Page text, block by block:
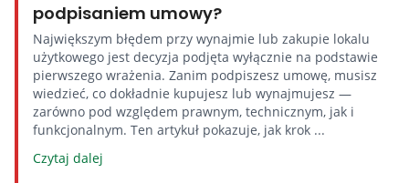
podpisaniem umowy?
Największym błędem przy wynajmie lub zakupie lokalu
użytkowego jest decyzja podjęta wyłącznie na podstawie
pierwszego wrażenia. Zanim podpiszesz umowę, musisz
wiedzieć, co dokładnie kupujesz lub wynajmujesz —
zarówno pod względem prawnym, technicznym, jak i
funkcjonalnym. Ten artykuł pokazuje, jak krok ...
Czytaj dalej